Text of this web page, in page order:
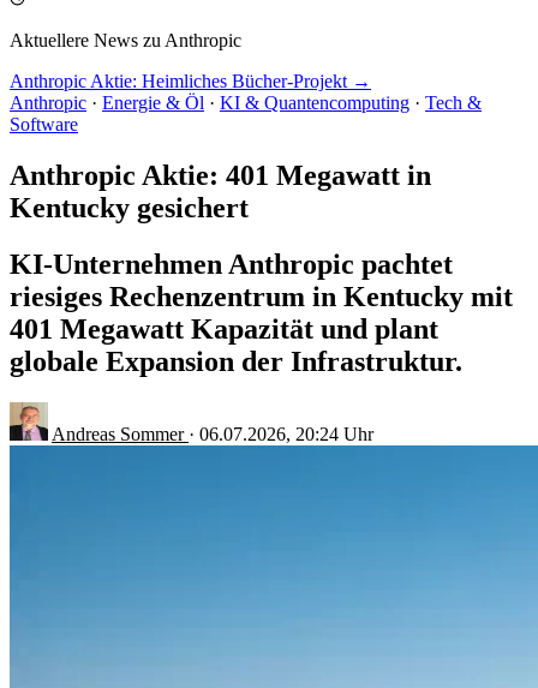
Aktuellere News zu Anthropic
Anthropic Aktie: Heimliches Bücher-Projekt →
Anthropic · Energie & Öl · KI & Quantencomputing · Tech &
Software
Anthropic Aktie: 401 Megawatt in
Kentucky gesichert
KI-Unternehmen Anthropic pachtet
riesiges Rechenzentrum in Kentucky mit
401 Megawatt Kapazität und plant
globale Expansion der Infrastruktur.
Andreas Sommer · 06.07.2026, 20:24 Uhr